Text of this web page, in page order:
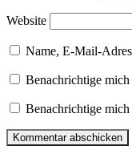
Website
Name, E-Mail-
Benachrichtige
Benachrichtige